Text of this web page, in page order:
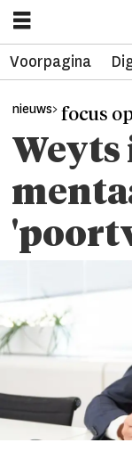
Voorpagina
nieuws> focus